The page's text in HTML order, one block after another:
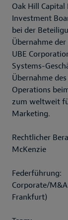
Oak Hill Capital
Investment
bei der
Übernahme
UBE
Systems-
Übernahme
Operations
zum weltweit
Marketing.
Rechtlicher
McKenzie
Federführung:
Corporate/
Frankfurt)